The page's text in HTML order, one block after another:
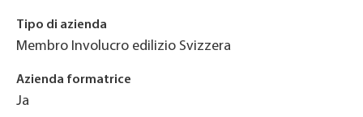
Tipo di azienda
Membro Involucro edilizio Svizzera
Azienda formatrice
Ja